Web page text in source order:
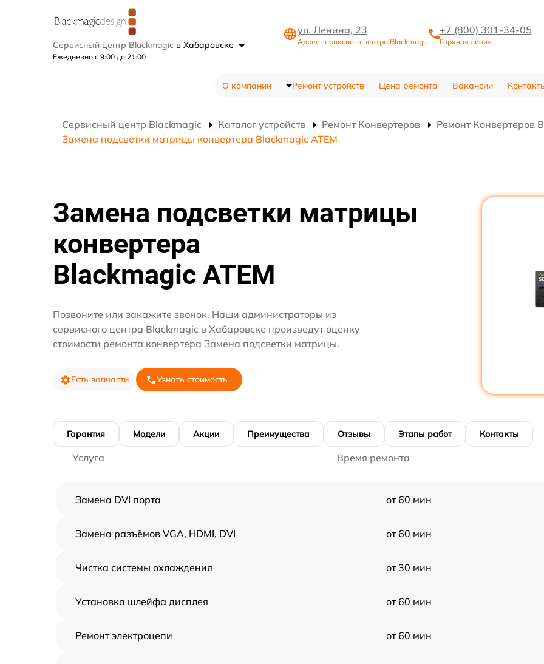
Сервисный центр Blackmagic в Хабаровске
Ежедневно с 9:00 до 21:00
ул. Ленина, 23
Адрес сервисного центра Blackmagic
+7 (800) 301-34-05
Горячая линия
О компании Ремонт устройств Цена ремонта Вакансии
Сервисный центр Blackmagic Каталог устройств Ремонт Конвертеров
Ремонт Конвертеров
Замена подсветки матрицы конвертера Blackmagic ATEM
Замена подсветки матрицы
конвертера
Blackmagic ATEM
Позвоните или закажите звонок. Наши администраторы из
сервисного центра Blackmagic в Хабаровске произведут оценку
стоимости ремонта конвертера Замена подсветки матрицы.
Есть запчасти Узнать стоимость
Гарантия Модели Акции Преимущества Отзывы Этапы работ Контакты
Услуга Время ремонта
Замена DVI порта от 60 мин
Замена разъёмов VGA, HDMI, DVI от 60 мин
Чистка системы охлаждения от 30 мин
Установка шлейфа дисплея от 60 мин
Ремонт электроцепи от 60 мин